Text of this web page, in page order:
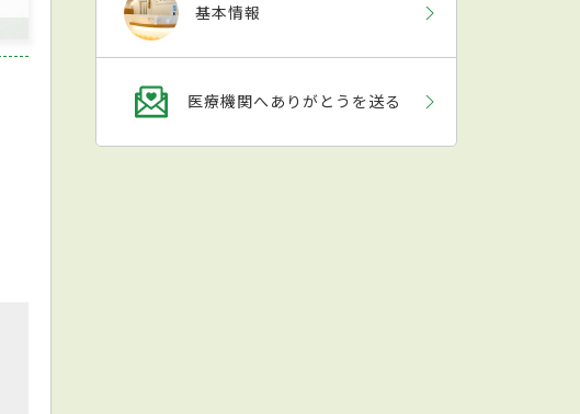
基本情報
医療機関へありがとうを送る